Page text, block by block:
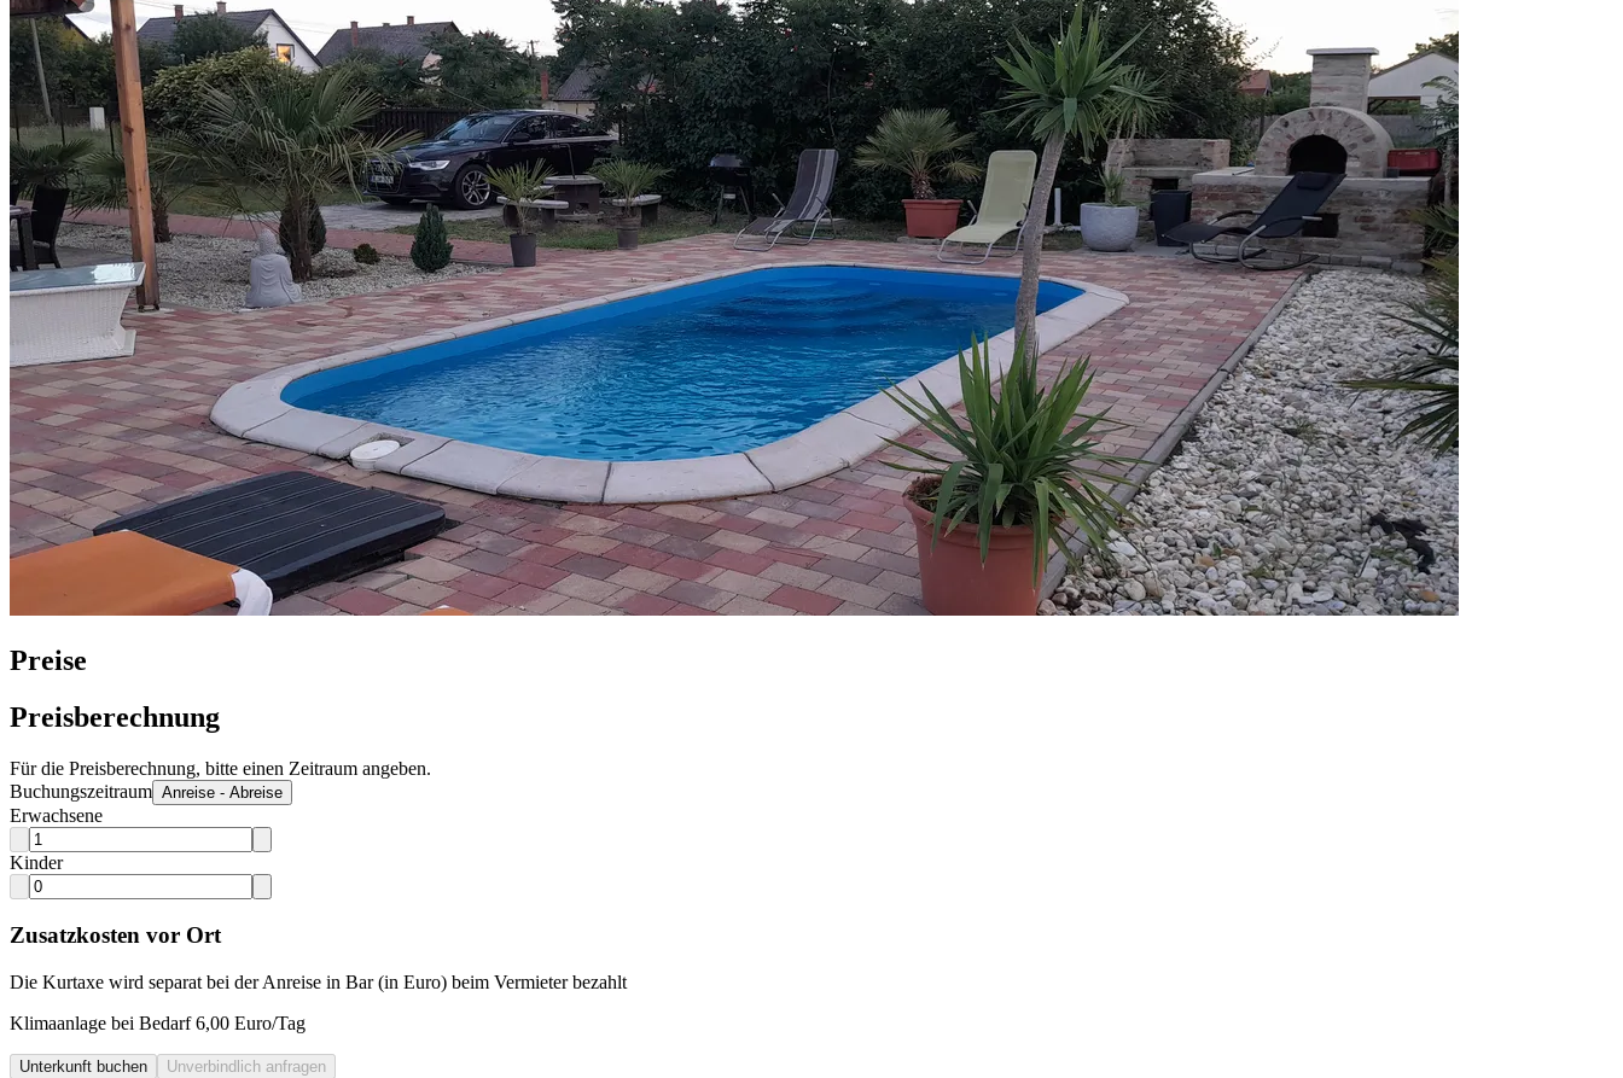
Preise
Preisberechnung
Für die Preisberechnung, bitte einen Zeitraum angeben.
Buchungszeitraum Anreise - Abreise
Erwachsene
Kinder
Zusatzkosten vor Ort
Die Kurtaxe wird separat bei der Anreise in Bar (in Euro) beim Vermieter bezahlt
Klimaanlage bei Bedarf 6,00 Euro/Tag
Unterkunft buchen Unverbindlich anfragen